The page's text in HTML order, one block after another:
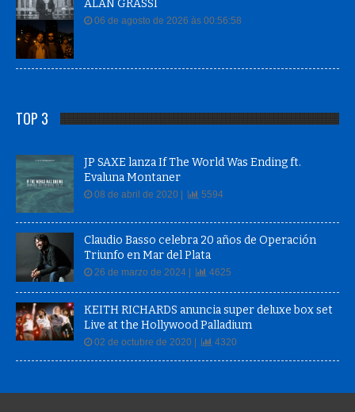
ALAN GRASSI
06 de agosto de 2026 às 00:56:58
TOP 3
JP SAXE lanza If The World Was Ending ft.
Evaluna Montaner
08 de abril de 2020 | 5594
Claudio Basso celebra 20 años de Operación
Triunfo en Mar del Plata
26 de marzo de 2024 | 4625
KEITH RICHARDS anuncia super deluxe box set
Live at the Hollywood Palladium
02 de octubre de 2020 | 4320